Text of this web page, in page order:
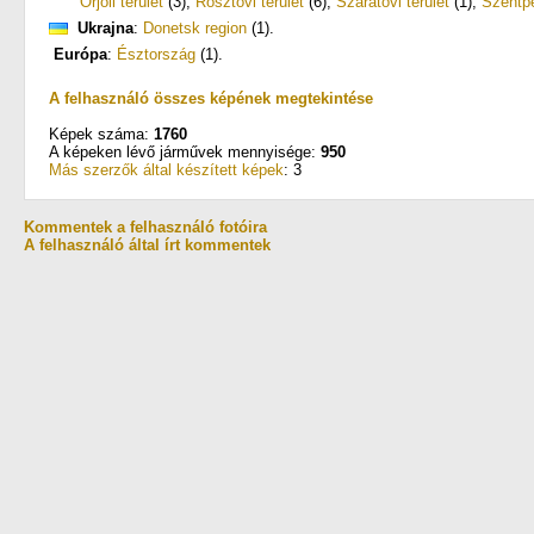
Ukrajna: Donetsk region (1).
Európa: Észtország (1).
A felhasználó összes képének megtekintése
Képek száma: 1760
A képeken lévő járművek mennyisége: 950
Más szerzők által készített képek: 3
Kommentek a felhasználó fotóira
A felhasználó által írt kommentek